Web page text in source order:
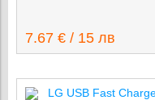
7.67 € / 15 лв